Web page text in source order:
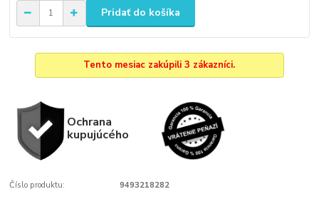
Pridať do košíka
Tento mesiac zakúpili 3 zákazníci.
Ochrana
kupujúcého
Číslo produktu: 9493218282